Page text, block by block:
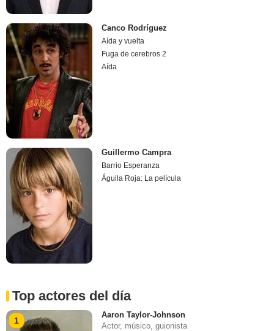
Canco Rodríguez
Aída y vuelta
Fuga de cerebros 2
Aída
Guillermo Campra
Barrio Esperanza
Águila Roja: La película
Top actores del día
1
Aaron Taylor-Johnson
Actor, músico, guionista